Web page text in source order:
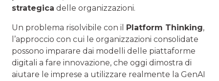
strategica delle organizzazioni.
Un problema risolvibile con il Platform Thinking,
l’approccio con cui le organizzazioni consolidate
possono imparare dai modelli delle piattaforme
digitali a fare innovazione, che oggi dimostra di
aiutare le imprese a utilizzare realmente la GenAI